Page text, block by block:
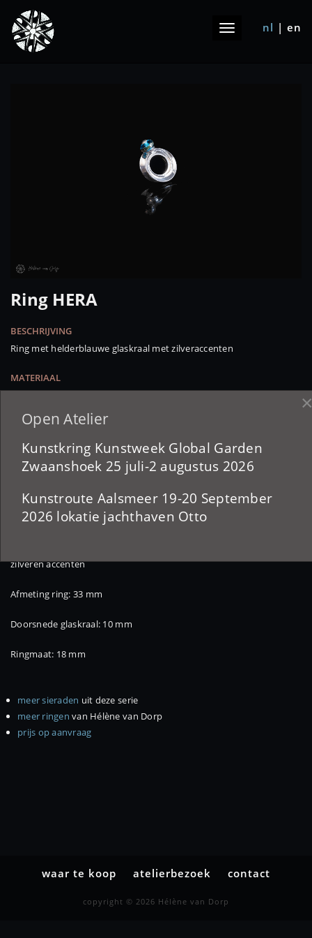
nl | en
Toggle
Ring HERA
BESCHRIJVING
Ring met helderblauwe glaskraal met zilveraccenten
MATERIAAL
Sterling zilver
SERIE
HERA
zilveren accenten
Afmeting ring: 33 mm
Doorsnede glaskraal: 10 mm
Ringmaat: 18 mm
meer sieraden uit deze serie
meer ringen van Hélène van Dorp
prijs op aanvraag
waar te koop atelierbezoek contact
copyright © 2026 Hélène van Dorp
Open Atelier
Kunstkring Kunstweek Global Garden
Zwaanshoek 25 juli-2 augustus 2026
Kunstroute Aalsmeer 19-20 September
2026 lokatie jachthaven Otto